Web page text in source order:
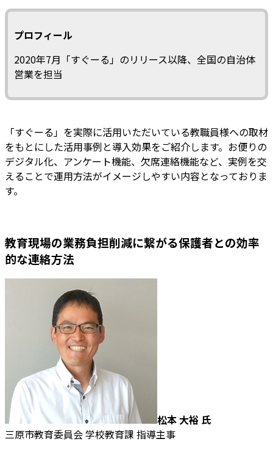
プロフィール
2020年7月「すぐーる」のリリース以降、全国の自治体
営業を担当
「すぐーる」を実際に活用いただいている教職員様への取材
をもとにした活用事例と導入効果をご紹介します。お便りの
デジタル化、アンケート機能、欠席連絡機能など、実例を交
えることで運用方法がイメージしやすい内容となっておりま
す。
教育現場の業務負担削減に繋がる保護者との効率
的な連絡方法
松本 大裕 氏
三原市教育委員会 学校教育課 指導主事